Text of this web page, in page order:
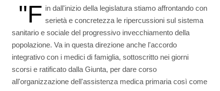
"F in dall'inizio della legislatura stiamo affrontando con
serietà e concretezza le ripercussioni sul sistema
sanitario e sociale del progressivo invecchiamento della
popolazione. Va in questa direzione anche l'accordo
integrativo con i medici di famiglia, sottoscritto nei giorni
scorsi e ratificato dalla Giunta, per dare corso
all'organizzazione dell'assistenza medica primaria così come